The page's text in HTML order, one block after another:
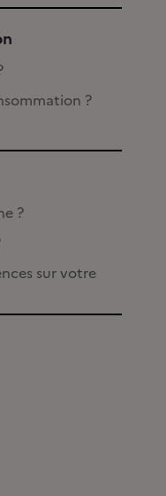
?
?
sur votre